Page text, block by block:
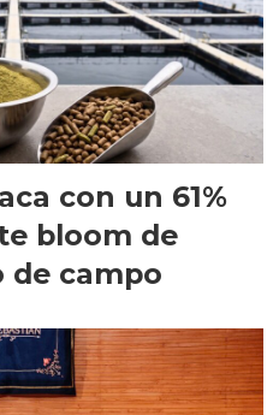
con un 61%
bloom de
de campo